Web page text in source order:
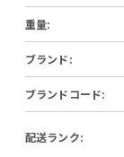
重量:
ブランド:
ブランドコード:
配送ランク: